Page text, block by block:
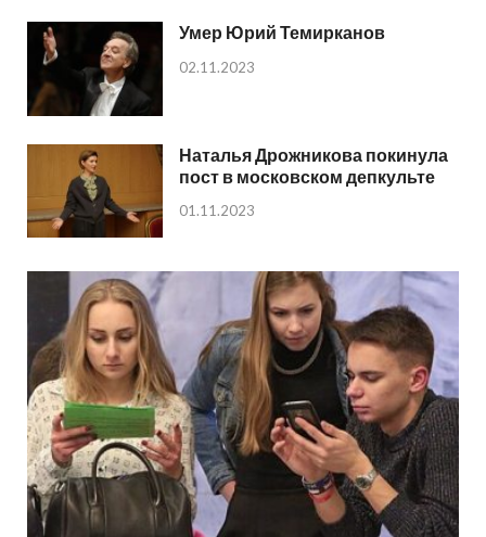
Умер Юрий Темирканов
02.11.2023
Наталья Дрожникова покинула
пост в московском депкульте
01.11.2023